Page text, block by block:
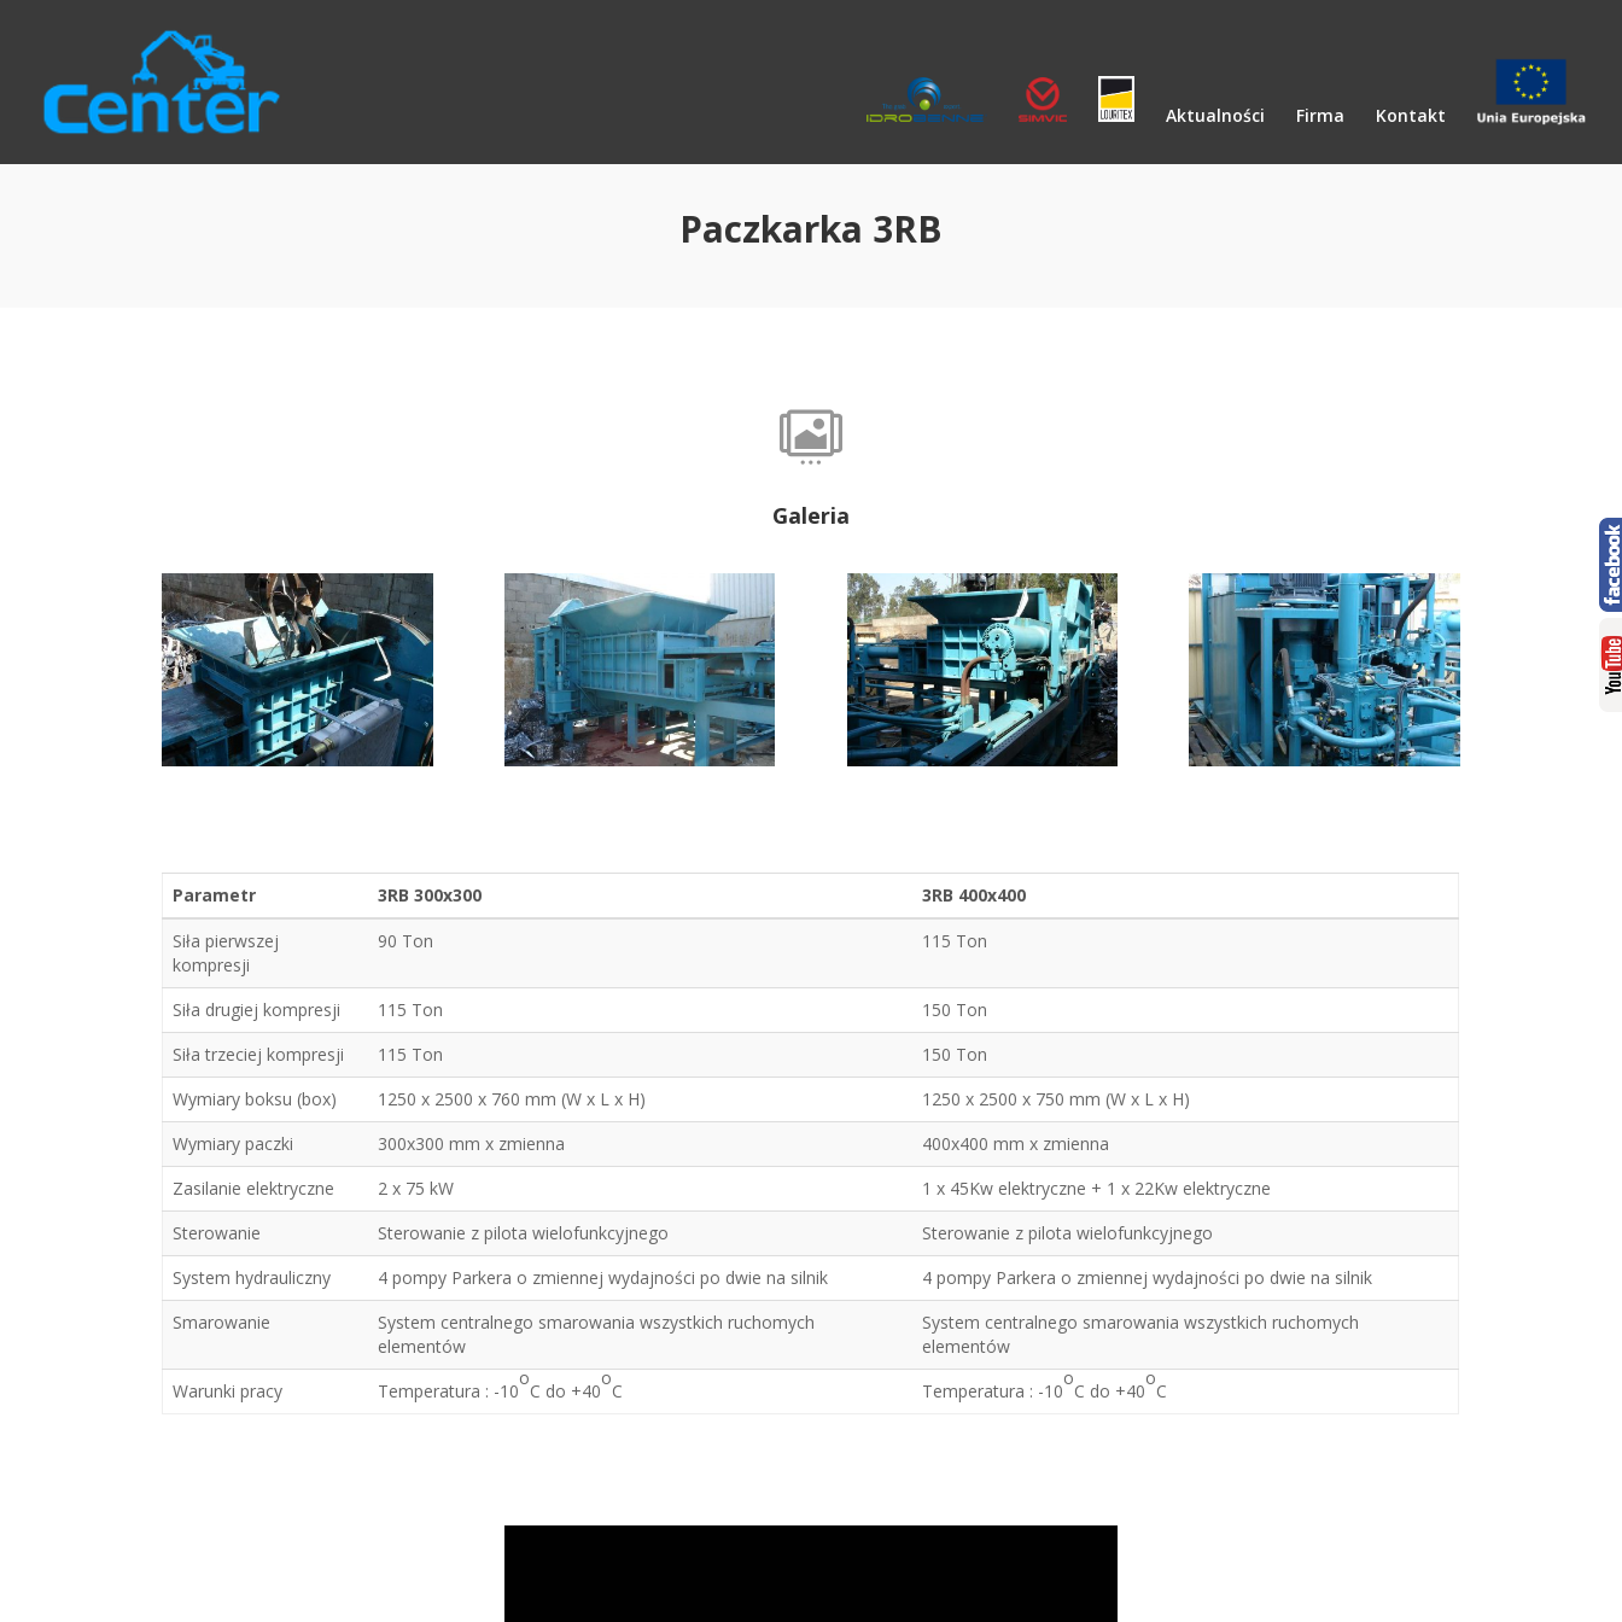
Aktualności Firma Kontakt
Paczkarka 3RB

Galeria
Parametr 3RB 300x300
3RB 400x400
Siła pierwszej
kompresji
90 Ton 115 Ton
Siła drugiej kompresji 115 Ton
150 Ton
Siła trzeciej kompresji
115 Ton
150 Ton
Wymiary boksu (box)
1250 x 2500 x 760 mm (W x L x H)
1250 x 2500 x 750 mm (W x L x H)
Wymiary paczki
300x300 mm x zmienna
400x400 mm x zmienna
Zasilanie elektryczne
2 x 75 kW
1 x 45Kw elektryczne + 1 x 22Kw elektryczne
Sterowanie
Sterowanie z pilota wielofunkcyjnego
Sterowanie z pilota wielofunkcyjnego
System hydrauliczny
4 pompy Parkera o zmiennej wydajności po dwie na silnik
4 pompy Parkera o zmiennej wydajności po dwie na silnik
Smarowanie
System centralnego smarowania wszystkich ruchomych
elementów
System centralnego smarowania wszystkich ruchomych
elementów
Warunki pracy
Temperatura : -10
o
C do +40
o
C Temperatura : -10
o
C do +40
o
C